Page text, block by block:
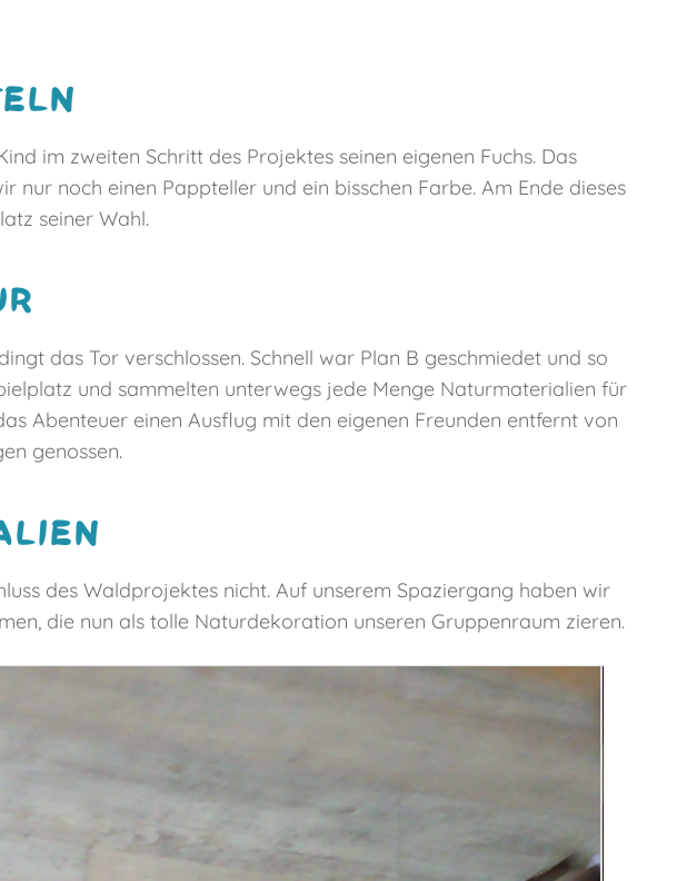
im zweiten Schritt des Projektes seinen eigenen Fuchs. Das
noch einen Pappteller und ein bisschen Farbe. Am Ende dieses
seiner Wahl.
das Tor verschlossen. Schnell war Plan B geschmiedet und so
und sammelten unterwegs jede Menge Naturmaterialien für
Abenteuer einen Ausflug mit den eigenen Freunden entfernt von
genossen.
des Waldprojektes nicht. Auf unserem Spaziergang haben wir
die nun als tolle Naturdekoration unseren Gruppenraum zieren.